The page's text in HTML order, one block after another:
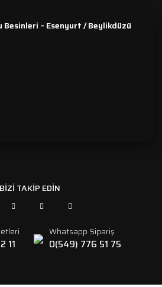
Besinleri – Esenyurt / Beylikdüzü
BİZİ TAKİP EDİN
11
Whatsapp Sipariş
0(549) 776 51 75